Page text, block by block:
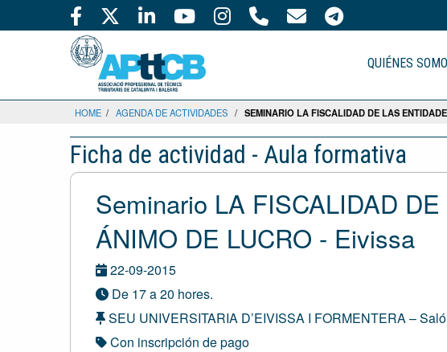
QUIÉNES
HOME / AGENDA DE ACTIVIDADES / SEMINARIO LA FISCALIDAD DE LAS
Ficha de actividad - Aula formativa
Seminario LA FISCALIDAD
ÁNIMO DE LUCRO - Eivissa
22-09-2015
De 17 a 20 hores.
SEU UNIVERSITARIA D’EIVISSA I FORMENTERA –
Con inscripción de pago